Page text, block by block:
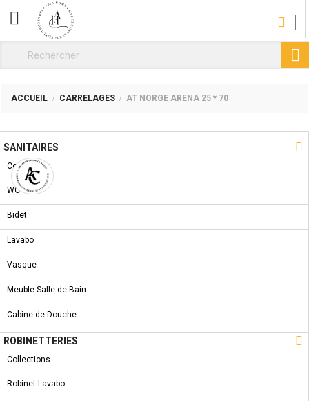
CATÉGORIE

SANITAIRES 
Collections
WC
Bidet
Lavabo
Vasque
Meuble Salle de Bain
Cabine de Douche
ROBINETTERIES 
Collections
Robinet Lavabo
ACCUEIL CARRELAGES AT NORGE ARENA 25 * 70